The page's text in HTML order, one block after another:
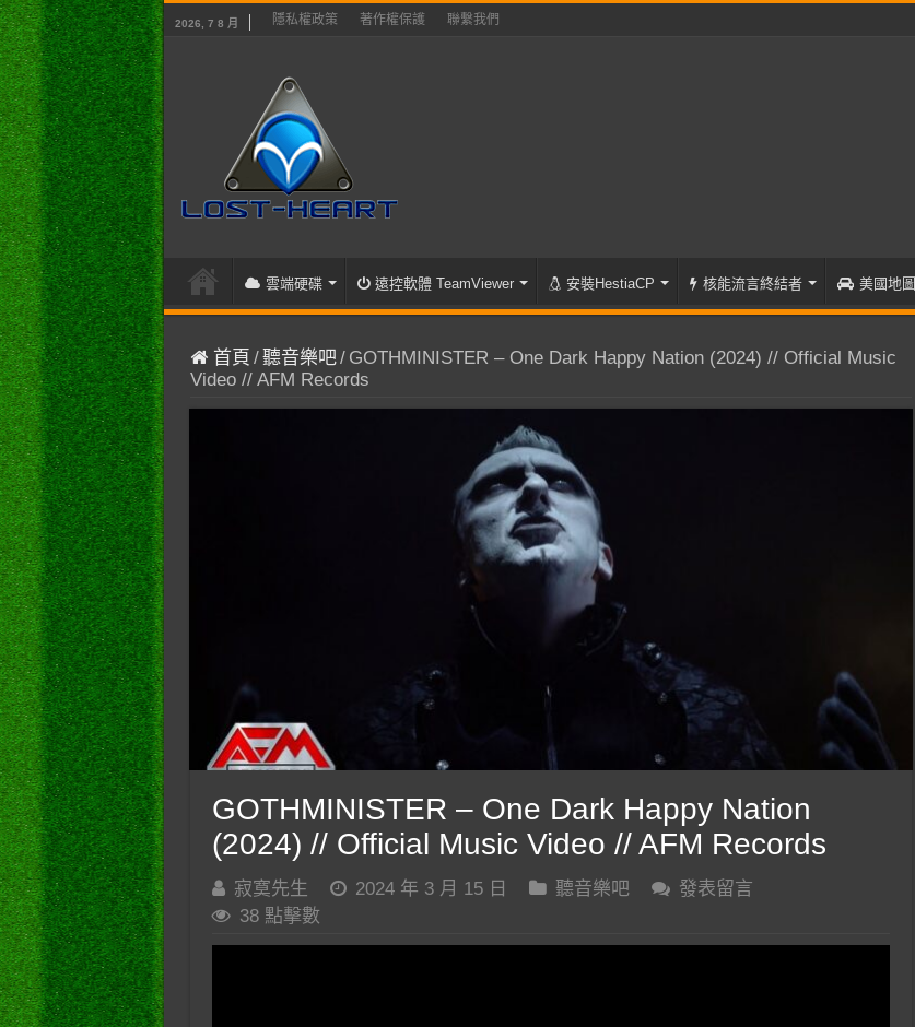
2026, 7 8 月 隱私權政策 著作權保護 聯繫我們
雲端硬碟 遠控軟體 TeamViewer 安裝HestiaCP 核能流言終結者 美國地圖
首頁 /聽音樂吧/ GOTHMINISTER – One Dark Happy Nation (2024) // Official Music
Video // AFM Records
GOTHMINISTER – One Dark Happy Nation
(2024) // Official Music Video // AFM Records
寂寞先生 2024 年 3 月 15 日 聽音樂吧
發表留言
38 點擊數